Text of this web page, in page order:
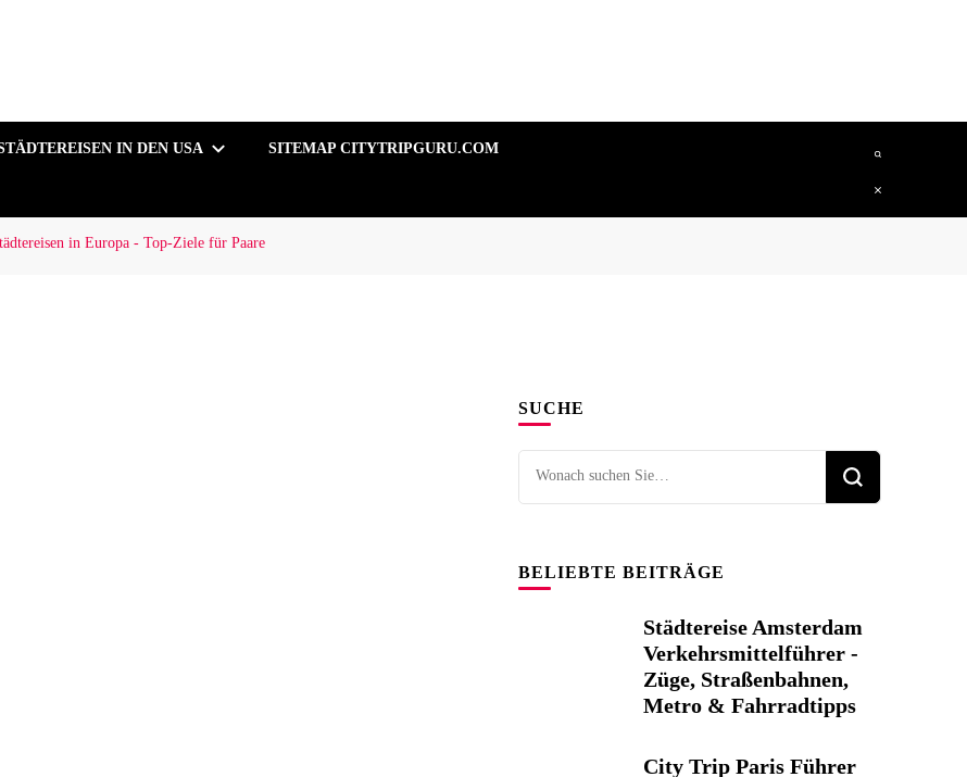
IN DEN USA SITEMAP CITYTRIPGURU.COM
in Europa - Top-Ziele für Paare
SUCHE
Suchen
Sie
BELIEBTE BEITRÄGE
Städtereise Amsterdam
Verkehrsmittelführer -
Züge, Straßenbahnen,
Metro & Fahrradtipps
City Trip Paris Führer